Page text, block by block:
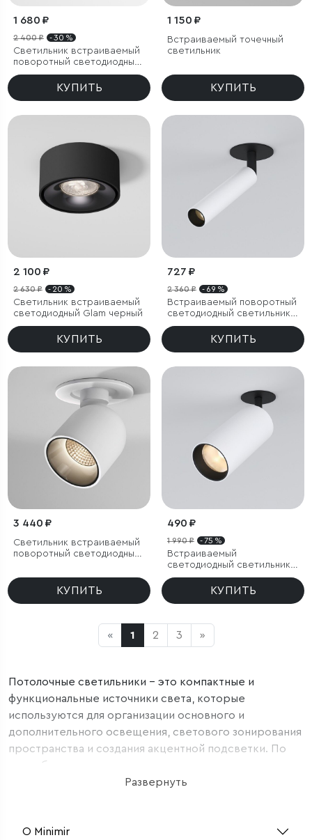
1 680 ₽
2 400 ₽ - 30 %
Светильник встраиваемый
поворотный светодиодный
Spot 7W 4000K черный
КУПИТЬ
1 150 ₽
Встраиваемый точечный
светильник
КУПИТЬ
2 100 ₽
2 630 ₽ - 20 %
Светильник встраиваемый
светодиодный Glam черный
КУПИТЬ
727 ₽
2 360 ₽ - 69 %
Встраиваемый поворотный
светодиодный светильник
Diffe
КУПИТЬ
3 440 ₽
Светильник встраиваемый
поворотный светодиодный
КУПИТЬ
490 ₽
1 990 ₽ - 75 %
Встраиваемый
светодиодный светильник
Diffe белый/черный
КУПИТЬ
« 1 2 3 »
Потолочные светильники – это компактные и
функциональные источники света, которые
используются для организации основного и
дополнительного освещения, светового зонирования
пространства и создания акцентной подсветки. По
способу монтажа потолочные светильники делятся на
три группы: встраиваемые, накладные и подвесные.
удобны и просты в монтаже. Встраиваемые модели
Развернуть
О Minimir